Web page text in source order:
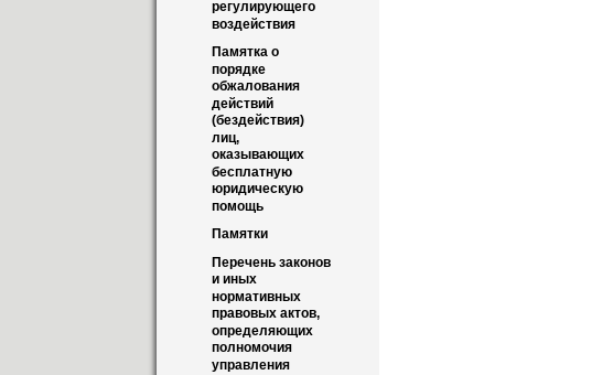
регулирующего
воздействия
Памятка о
порядке
обжалования
действий
(бездействия)
лиц,
оказывающих
бесплатную
юридическую
помощь
Памятки
Перечень законов
и иных
нормативных
правовых актов,
определяющих
полномочия
управления